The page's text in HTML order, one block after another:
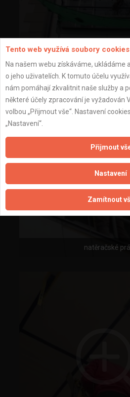
výškové práce
natěračské
Tento web využívá soubory cookies
Na našem webu získáváme, ukládáme
o jeho uživatelích. K tomuto účelu
nám pomáhají zkvalitnit naše služby a
některé účely zpracování je vyžadován
volbou „Přijmout vše“. Nastavení
„Nastavení“.
Přijmout
Nastavení
Zamítnout